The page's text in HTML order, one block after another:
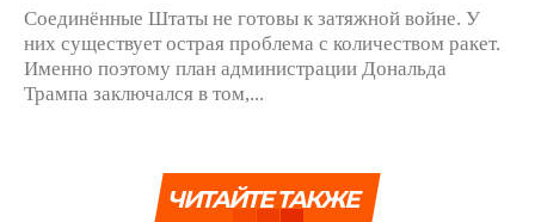
Соединённые Штаты не готовы к затяжной войне. У
них существует острая проблема с количеством ракет.
Именно поэтому план администрации Дональда
Трампа заключался в том,...
ЧИТАЙТЕ ТАКЖЕ